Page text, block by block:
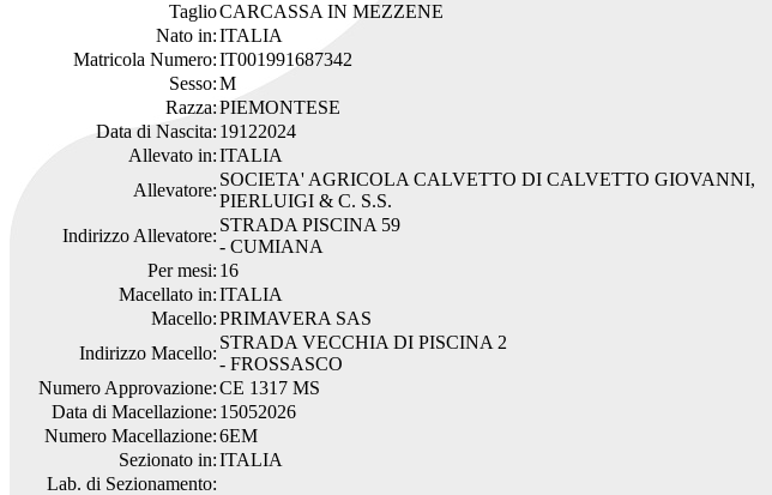
TaglioCARCASSA IN MEZZENE
Nato in:ITALIA
Matricola Numero:IT001991687342
Sesso:M
Razza:PIEMONTESE
Data di Nascita: 19122024
Allevato in:ITALIA
Allevatore:
SOCIETA' AGRICOLA CALVETTO DI CALVETTO GIOVANNI,
PIERLUIGI & C. S.S.
Indirizzo Allevatore:
STRADA PISCINA 59
- CUMIANA
Per mesi: 16
Macellato in:ITALIA
Macello:PRIMAVERA SAS
Indirizzo Macello:
STRADA VECCHIA DI PISCINA 2
- FROSSASCO
Numero Approvazione:CE 1317 MS
Data di Macellazione: 15052026
Numero Macellazione:6EM
Sezionato in:ITALIA
Lab. di Sezionamento: